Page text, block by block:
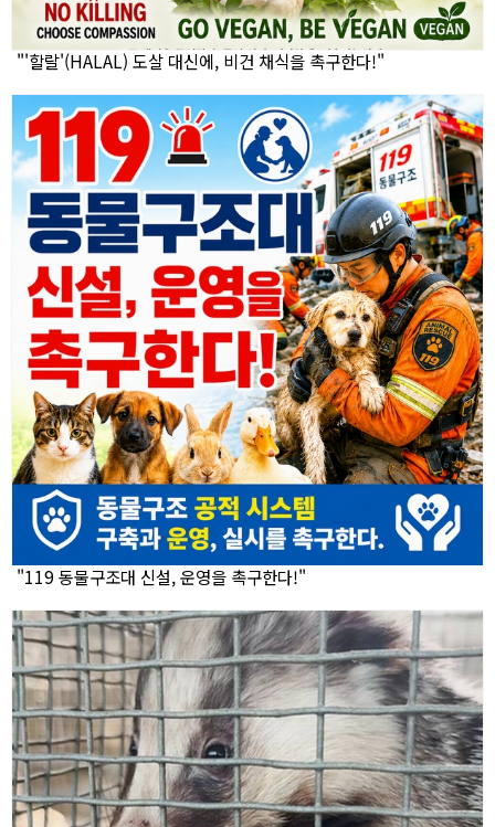
"'할랄'(HALAL) 도살 대신에, 비건 채식을 촉구한다!"
"119 동물구조대 신설, 운영을 촉구한다!"